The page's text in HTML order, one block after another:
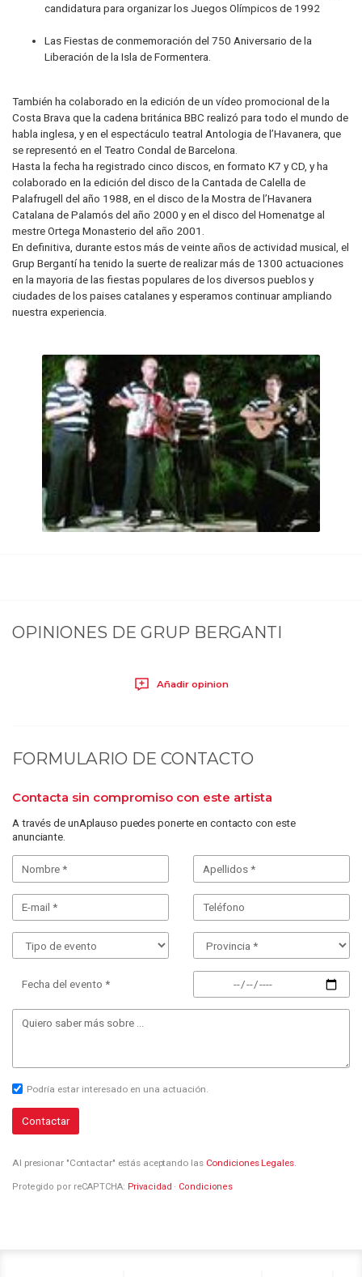
candidatura para organizar los Juegos Olímpicos de 1992
Las Fiestas de conmemoración del 750 Aniversario de la
Liberación de la Isla de Formentera.
También ha colaborado en la edición de un vídeo promocional de la
Costa Brava que la cadena británica BBC realizó para todo el mundo de
habla inglesa, y en el espectáculo teatral Antologia de l’Havanera, que
se representó en el Teatro Condal de Barcelona.
Hasta la fecha ha registrado cinco discos, en formato K7 y CD, y ha
colaborado en la edición del disco de la Cantada de Calella de
Palafrugell del año 1988, en el disco de la Mostra de l’Havanera
Catalana de Palamós del año 2000 y en el disco del Homenatge al
mestre Ortega Monasterio del año 2001.
En definitiva, durante estos más de veinte años de actividad musical, el
Grup Bergantí ha tenido la suerte de realizar más de 1300 actuaciones
en la mayoria de las fiestas populares de los diversos pueblos y
ciudades de los paises catalanes y esperamos continuar ampliando
nuestra experiencia.
OPINIONES DE GRUP BERGANTI
Añadir opinion
FORMULARIO DE CONTACTO
Contacta sin compromiso con este artista
A través de unAplauso puedes ponerte en contacto con este
anunciante.
Fecha del evento *
Podría estar interesado en una actuación.
Contactar
Al presionar "Contactar" estás aceptando las Condiciones Legales.
Protegido por reCAPTCHA: Privacidad · Condiciones